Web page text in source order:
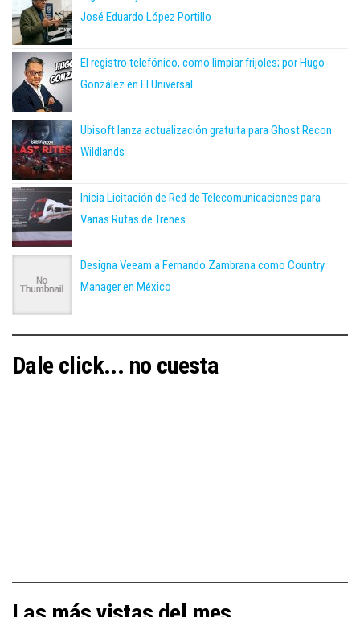
José Eduardo López Portillo
El registro telefónico, como limpiar frijoles; por Hugo
González en El Universal
Ubisoft lanza actualización gratuita para Ghost Recon
Wildlands
Inicia Licitación de Red de Telecomunicaciones para
Varias Rutas de Trenes
Designa Veeam a Fernando Zambrana como Country
Manager en México
Dale click... no cuesta